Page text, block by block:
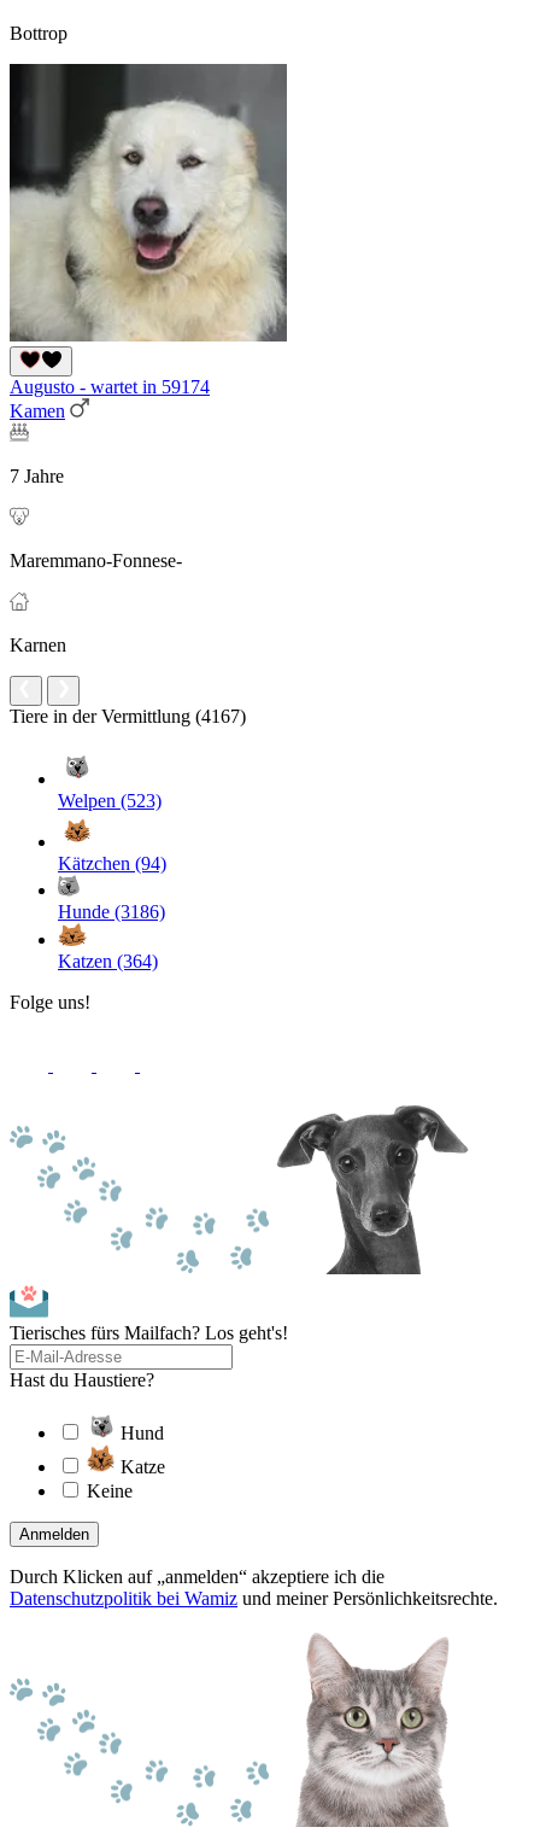
Bottrop
Augusto - wartet in 59174
Kamen
7 Jahre
Maremmano-Fonnese-
Karnen
Tiere in der Vermittlung (4167)
Welpen (523)
Kätzchen (94)
Hunde (3186)
Katzen (364)
Folge uns!
Tierisches fürs Mailfach? Los geht's!
Hast du Haustiere?
Hund
Katze
Keine
Anmelden
Durch Klicken auf „anmelden“ akzeptiere ich die
Datenschutzpolitik bei Wamiz und meiner Persönlichkeitsrechte.